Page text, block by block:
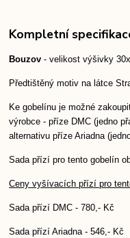
Kompletní
Bouzov - velikost výšivky
Předtištěný motiv na látce
Ke gobelínu je možné
výrobce - příze DMC (jedno
alternativu příze Ariadna
Sada přízí pro tento gobelín
Ceny vyšívacích přízí pro
Sada přízí DMC - 780,- Kč
Sada přízí Ariadna - 546,- Kč